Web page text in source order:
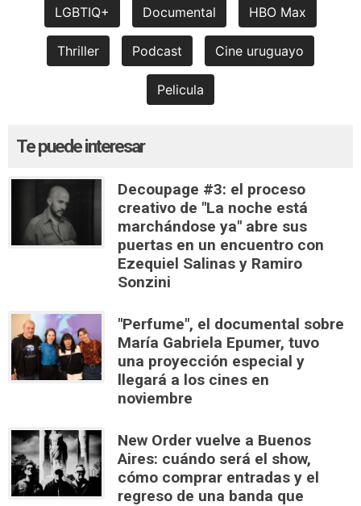
LGBTIQ+ Documental HBO Max
Thriller Podcast Cine uruguayo
Pelicula
Te puede interesar
Decoupage #3: el proceso
creativo de "La noche está
marchándose ya" abre sus
puertas en un encuentro con
Ezequiel Salinas y Ramiro
Sonzini
"Perfume", el documental sobre
María Gabriela Epumer, tuvo
una proyección especial y
llegará a los cines en
noviembre
New Order vuelve a Buenos
Aires: cuándo será el show,
cómo comprar entradas y el
regreso de una banda que